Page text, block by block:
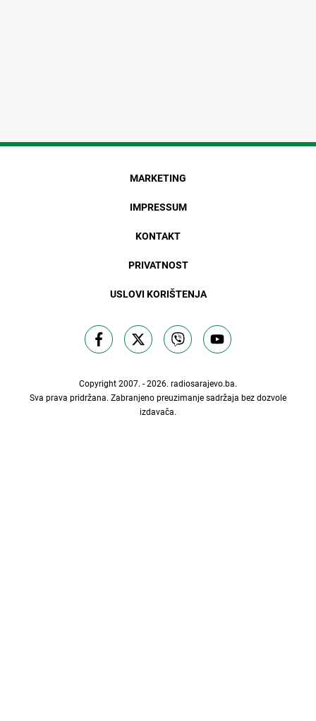
MARKETING
IMPRESSUM
KONTAKT
PRIVATNOST
USLOVI KORIŠTENJA
Copyright 2007. - 2026. radiosarajevo.ba.
Sva prava pridržana. Zabranjeno preuzimanje sadržaja bez dozvole
izdavača.